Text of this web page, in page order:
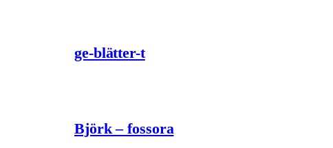
ge-blätter-t
Björk – fossora